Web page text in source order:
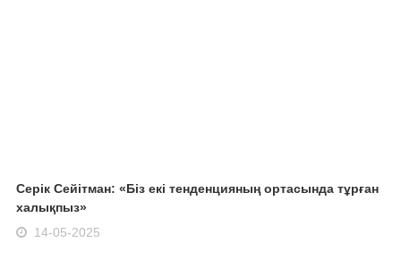
Серік Сейітман: «Біз екі тенденцияның ортасында тұрған
халықпыз»
14-05-2025